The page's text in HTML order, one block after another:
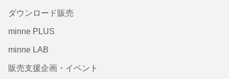
ダウンロード販売
minne PLUS
minne LAB
販売支援企画・イベント